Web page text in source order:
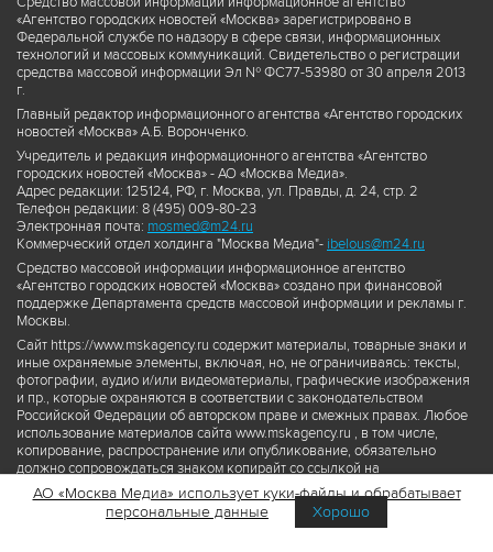
«Агентство городских новостей «Москва» зарегистрировано в
Федеральной службе по надзору в сфере связи, информационных
технологий и массовых коммуникаций. Свидетельство о регистрации
средства массовой информации Эл № ФС77-53980 от 30 апреля 2013
г.
Главный редактор информационного агентства «Агентство городских
новостей «Москва» А.Б. Воронченко.
Учредитель и редакция информационного агентства «Агентство
городских новостей «Москва» - АО «Москва Медиа».
Адрес редакции: 125124, РФ, г. Москва, ул. Правды, д. 24, стр. 2
Телефон редакции: 8 (495) 009-80-23
Электронная почта: mosmed@m24.ru
Коммерческий отдел холдинга "Москва Медиа"- ibelous@m24.ru
Средство массовой информации информационное агентство
«Агентство городских новостей «Москва» создано при финансовой
поддержке Департамента средств массовой информации и рекламы г.
Москвы.
Сайт https://www.mskagency.ru содержит материалы, товарные знаки и
иные охраняемые элементы, включая, но, не ограничиваясь: тексты,
фотографии, аудио и/или видеоматериалы, графические изображения
и пр., которые охраняются в соответствии с законодательством
Российской Федерации об авторском праве и смежных правах. Любое
использование материалов сайта www.mskagency.ru , в том числе,
копирование, распространение или опубликование, обязательно
должно сопровождаться знаком копирайт со ссылкой на
правообладателя © АО «Москва Медиа», а также гиперссылкой на сайт
www.mskagency.ru как на первоисточник информации. Переработка
материалов сайта www.mskagency.ru не допускается.
АО «Москва Медиа» использует куки-файлы и обрабатывает
персональные данные
Хорошо